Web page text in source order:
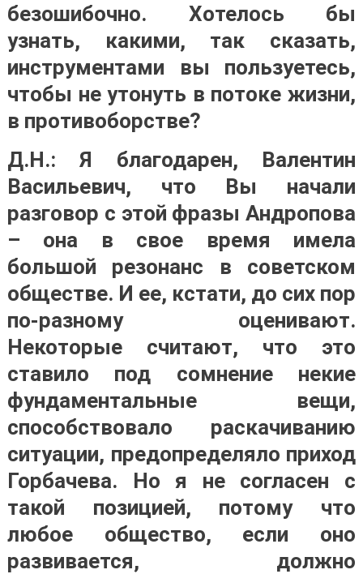
безошибочно. Хотелось бы
узнать, какими, так сказать,
инструментами вы пользуетесь,
чтобы не утонуть в потоке жизни,
в противоборстве?
Д.Н.: Я благодарен, Валентин
Васильевич, что Вы начали
разговор с этой фразы Андропова
– она в свое время имела
большой резонанс в советском
обществе. И ее, кстати, до сих пор
по-разному оценивают.
Некоторые считают, что это
ставило под сомнение некие
фундаментальные вещи,
способствовало раскачиванию
ситуации, предопределяло приход
Горбачева. Но я не согласен с
такой позицией, потому что
любое общество, если оно
развивается, должно